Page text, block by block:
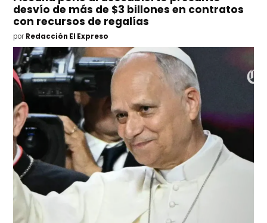
desvío de más de $3 billones en contratos
con recursos de regalías
por Redacción El Expreso